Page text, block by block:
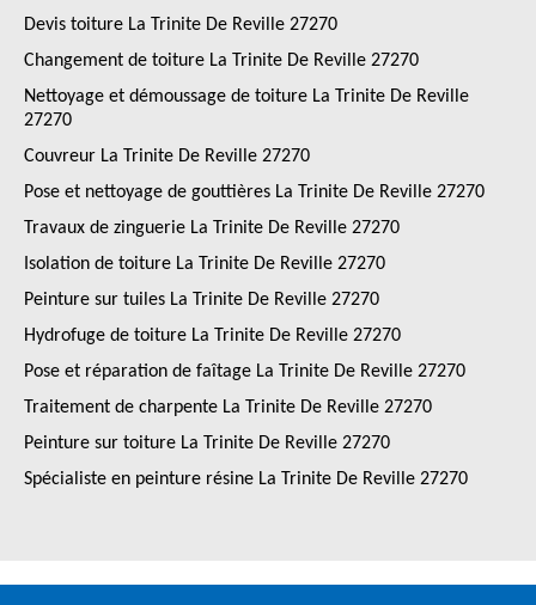
Devis toiture La Trinite De Reville 27270
Changement de toiture La Trinite De Reville 27270
Nettoyage et démoussage de toiture La Trinite De Reville
27270
Couvreur La Trinite De Reville 27270
Pose et nettoyage de gouttières La Trinite De Reville 27270
Travaux de zinguerie La Trinite De Reville 27270
Isolation de toiture La Trinite De Reville 27270
Peinture sur tuiles La Trinite De Reville 27270
Hydrofuge de toiture La Trinite De Reville 27270
Pose et réparation de faîtage La Trinite De Reville 27270
Traitement de charpente La Trinite De Reville 27270
Peinture sur toiture La Trinite De Reville 27270
Spécialiste en peinture résine La Trinite De Reville 27270